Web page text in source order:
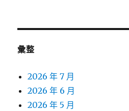
彙整
2026 年 7 月
2026 年 6 月
2026 年 5 月